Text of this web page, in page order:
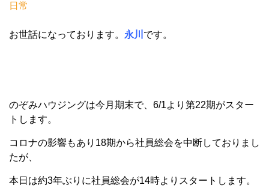
日常
お世話になっております。 永川 です。
のぞみハウジングは今月期末で、6/1より第22期がスター
トします。
コロナの影響もあり18期から社員総会を中断しておりまし
たが、
本日は約3年ぶりに社員総会が14時よりスタートします。